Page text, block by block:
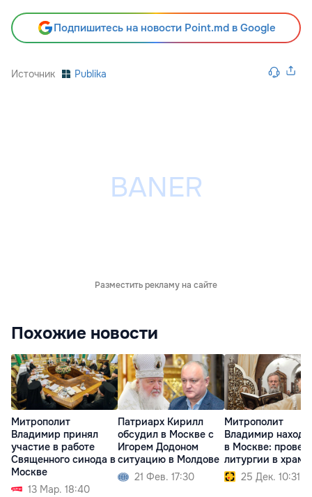
Подпишитесь на новости Point.md в Google
Источник Publika
Разместить рекламу на сайте
Похожие новости
Митрополит
Владимир принял
участие в работе
Священного синода в
Москве
13 Мар. 18:40
Патриарх Кирилл
обсудил в Москве с
Игорем Додоном
ситуацию в Молдове
21 Фев. 17:30
Митрополит
Владимир
в Москве:
литургии в
25 Дек. 10:31